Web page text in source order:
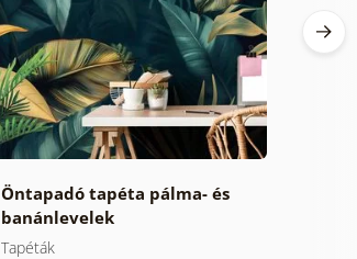
Öntapadó tapéta pálma- és
banánlevelek
Tapéták